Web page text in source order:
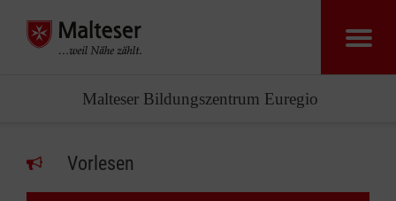
Malteser Bildungszentrum Euregio
Vorlesen